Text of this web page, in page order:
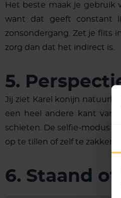
Het beste maak je gebruik
want dat geeft constant
zonsondergang. Zet je flits
zorg dan dat het indirect is.
5.
Jij ziet Karel konijn
een heel andere kant van
schieten. De selfie-modus
op te tillen of zelf te zakken
6. Staand